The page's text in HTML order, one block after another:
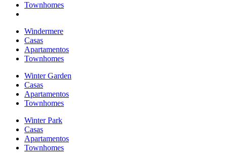
Townhomes
Windermere
Casas
Apartamentos
Townhomes
Winter Garden
Casas
Apartamentos
Townhomes
Winter Park
Casas
Apartamentos
Townhomes